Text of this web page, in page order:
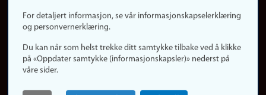
Personvern
Logg inn
Rediger din ansattside
For detaljert informasjon, se vår informasjonskapselerklæring
og personvernerklæring.
Du kan når som helst trekke ditt samtykke tilbake ved å klikke
på «Oppdater samtykke (informasjonskapsler)» nederst på
våre sider.